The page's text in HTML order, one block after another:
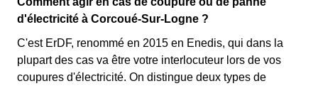
d'électricité à Corcoué-Sur-Logne ?
C'est ErDF, renommé en 2015 en Enedis, qui dans la
plupart des cas va être votre interlocuteur lors de vos
coupures d'électricité. On distingue deux types de